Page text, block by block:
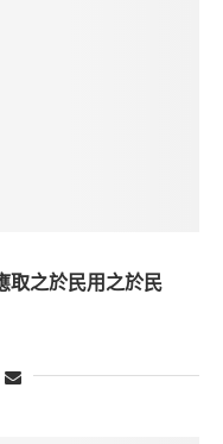
之於民用之於民